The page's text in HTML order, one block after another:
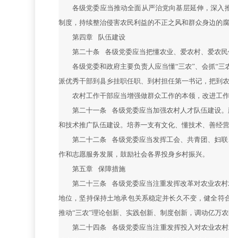
各级党委应当推动全面从严治党向基层延伸，深入
制度，持续整治侵害农民利益的不正之风和群众身边的腐
第四章 队伍建设
第二十条 各级党委应当把懂农业、爱农村、爱农民
各级党委和政府主要负责人应当懂“三农”、会抓“
派优秀干部到县乡挂职任职、到村担任第一书记，把到
农村工作干部应当增强做群众工作的本领，改进工
第二十一条 各级党委应当加强农村人才队伍建设
和技术推广队伍建设。培养一支有文化、懂技术、善经
第二十二条 各级党委应当发挥工会、共青团、妇
作和志愿服务发展，鼓励社会各界投身乡村振兴。
第五章 保障措施
第二十三条 各级党委应当注重发挥改革对农业农
地位，坚持保持土地承包关系稳定并长久不变，健全
推动“三农”理论创新、实践创新、制度创新，调动亿万
第二十四条 各级党委应当注重发挥投入对农业农